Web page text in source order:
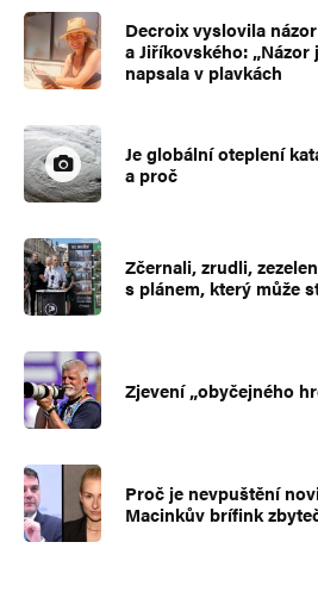
Decroix vyslovila
a Jiříkovského:
napsala v plavkách
Je globální oteplení
a proč
Zčernali, zrudli,
s plánem, který může
Zjevení „obyčejného
Proč je nevpuštění
Macinkův brífink